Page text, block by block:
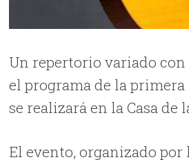
Un repertorio variado
el programa de la
se realizará en la Casa de
El evento, organizado por